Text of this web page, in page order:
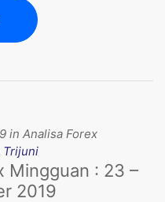
in Analisa Forex
Trijuni
Mingguan : 23 –
2019